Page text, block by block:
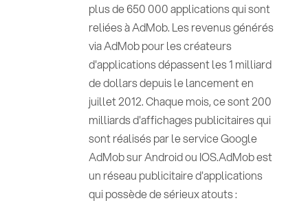
plus de 650 000 applications qui sont
reliées à AdMob. Les revenus générés
via AdMob pour les créateurs
d'applications dépassent les 1 milliard
de dollars depuis le lancement en
juillet 2012. Chaque mois, ce sont 200
milliards d'affichages publicitaires qui
sont réalisés par le service Google
AdMob sur Android ou IOS.AdMob est
un réseau publicitaire d'applications
qui possède de sérieux atouts :